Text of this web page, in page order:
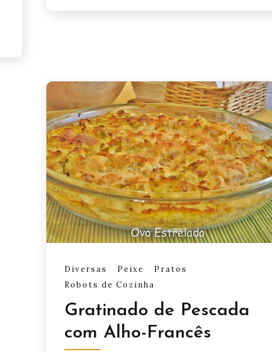
Diversas Peixe
Pratos
Robots de Cozinha
Gratinado de Pescada
com Alho-Francês